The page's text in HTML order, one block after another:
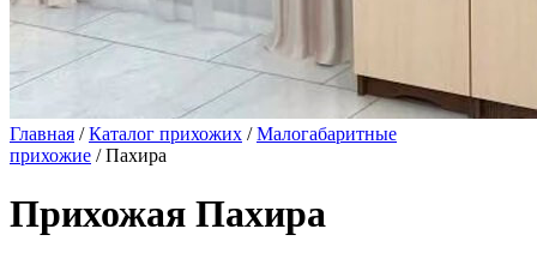
Главная /Каталог прихожих /Малогабаритные
прихожие / Пахира
Прихожая Пахира